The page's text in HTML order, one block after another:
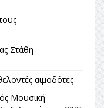
–
Στάθη
αιμοδότες
Μουσική